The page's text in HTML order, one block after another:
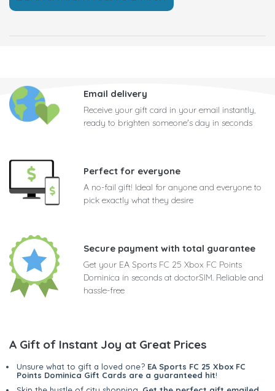
Email delivery
Receive your gift card in your email instantly,
ready to brighten someone's day in seconds
Perfect for everyone
A no-fail gift! Ideal for anyone and everyone to
pick exactly what they desire
Secure payment with total guarantee
Get your EA Sports FC 25 Xbox FC Points
Dominica in seconds at doctorSIM. Reliable and
hassle-free
A Gift of Instant Joy at Great Prices
Unsure what to gift a loved one? EA Sports FC 25 Xbox FC
Points Dominica Gift Cards are a guaranteed hit!